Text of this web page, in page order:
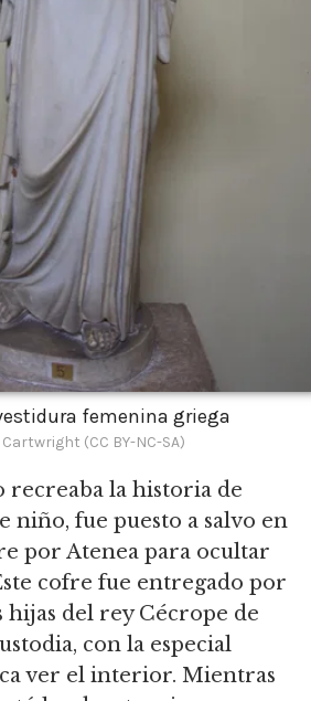
femenina griega
(CC BY-NC-SA)
recreaba la historia de
niño, fue puesto a salvo en
por Atenea para ocultar
cofre fue entregado por
hijas del rey Cécrope de
con la especial
ver el interior. Mientras